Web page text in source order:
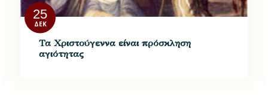
25
ΔΕΚ
Τα Χριστούγεννα είναι πρόσκληση
αγιότητας